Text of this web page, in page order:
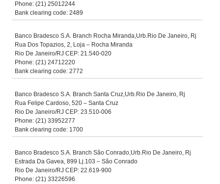
Phone: (21) 25012244
Bank clearing code: 2489
Banco Bradesco S.A. Branch Rocha Miranda,Urb.Rio De Janeiro, Rj
Rua Dos Topazios, 2, Loja – Rocha Miranda
Rio De Janeiro/RJ CEP: 21.540-020
Phone: (21) 24712220
Bank clearing code: 2772
Banco Bradesco S.A. Branch Santa Cruz,Urb.Rio De Janeiro, Rj
Rua Felipe Cardoso, 520 – Santa Cruz
Rio De Janeiro/RJ CEP: 23.510-006
Phone: (21) 33952277
Bank clearing code: 1700
Banco Bradesco S.A. Branch São Conrado,Urb.Rio De Janeiro, Rj
Estrada Da Gavea, 899 Lj.103 – São Conrado
Rio De Janeiro/RJ CEP: 22.619-900
Phone: (21) 33226596